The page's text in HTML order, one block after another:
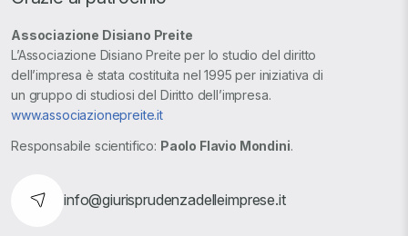
Associazione Disiano Preite
L’Associazione Disiano Preite per lo studio del diritto
dell’impresa è stata costituita nel 1995 per iniziativa di
un gruppo di studiosi del Diritto dell’impresa.
www.associazionepreite.it
Responsabile scientifico: Paolo Flavio Mondini.
info@giurisprudenzadelleimprese.it